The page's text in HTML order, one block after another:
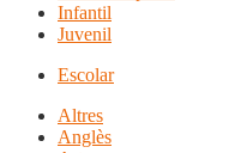
Infantil
Juvenil
Escolar
Altres
Anglès